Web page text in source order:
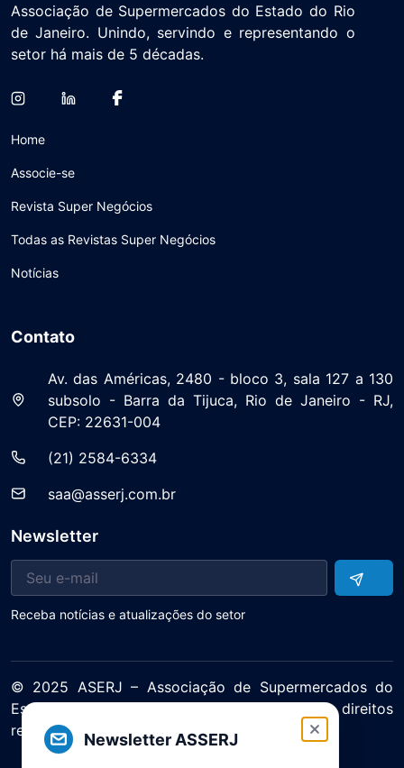
Newsletter ASSERJ
Associação de Supermercados do Estado do Rio
de Janeiro. Unindo, servindo e representando o
setor há mais de 5 décadas.
Home
Associe-se
Revista Super Negócios
Todas as Revistas Super Negócios
Notícias
Contato
Av. das Américas, 2480 - bloco 3, sala 127 a 130
subsolo - Barra da Tijuca, Rio de Janeiro - RJ,
CEP: 22631-004
(21) 2584-6334
saa@asserj.com.br
Newsletter
Receba notícias e atualizações do setor
© 2025 ASERJ – Associação de Supermercados do
Estado do Rio de Janeiro. Todos os direitos
reservados.
Política de Privacidade Termos de Uso